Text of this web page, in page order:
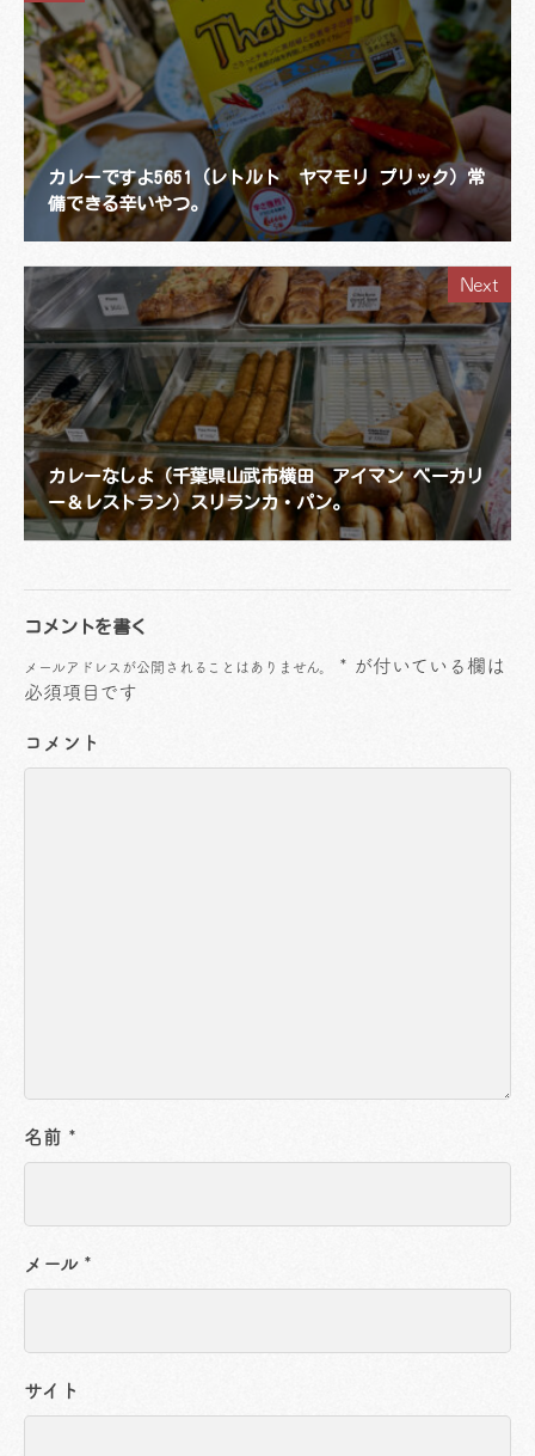
カレーですよ5651（レトルト ヤマモリ プリック）常
備できる辛いやつ。
Next
カレーなしよ（千葉県山武市横田 アイマン ベーカリ
ー＆レストラン）スリランカ・パン。
コメントを書く
メールアドレスが公開されることはありません。 * が付いている欄は
必須項目です
コメント
名前 *
メール *
サイト